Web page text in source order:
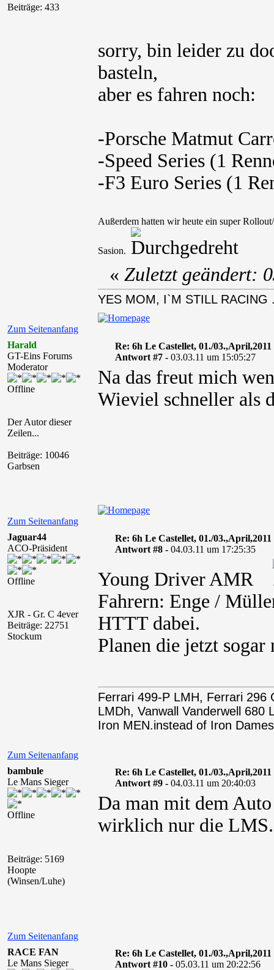
Beiträge: 433
sorry, bin leider zu
basteln,
aber es fahren noch:
-Porsche Matmut
-Speed Series (1
-F3 Euro Series (1
Außerdem hatten wir heute ein super
Sasion.
Zum Seitenanfang
« Zuletzt geändert:
YES MOM, I`M STILL
Harald
GT-Eins Forums
Moderator
Offline
Der Autor dieser
Zeilen...
Beiträge: 10046
Garbsen
Re: 6h Le Castellet, 01./03.,April,2011
Antwort #7 - 03.03.11 um 15:05:27
Na das freut mich
Wieviel schneller als
Zum Seitenanfang
Jaguar44
ACO-Präsident
Offline
XJR - Gr. C 4ever
Beiträge: 22751
Stockum
Re: 6h Le Castellet, 01./03.,April,2011
Antwort #8 - 04.03.11 um 17:25:35
Young Driver AMR
Fahrern: Enge /
HTTT dabei.
Planen die jetzt
Zum Seitenanfang
Ferrari 499-P LMH, Ferrari 296
LMDh, Vanwall Vanderwell
Iron MEN.instead of Iron
bambule
Le Mans Sieger
Offline
Beiträge: 5169
Hoopte
(Winsen/Luhe)
Re: 6h Le Castellet, 01./03.,April,2011
Antwort #9 - 04.03.11 um 20:40:03
Da man mit dem
wirklich nur die
Zum Seitenanfang
RACE FAN
Le Mans Sieger
Re: 6h Le Castellet, 01./03.,April,2011
Antwort #10 - 05.03.11 um 20:22:56